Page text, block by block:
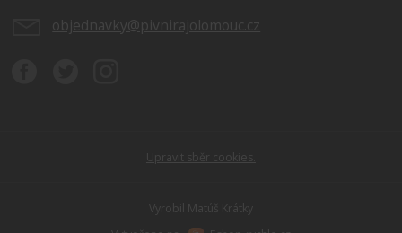
objednavky@pivnirajolomouc.cz
Upravit sběr cookies.
Vyrobil Matúš Krátky